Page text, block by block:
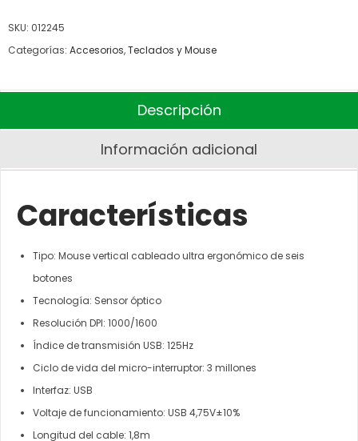
SKU: 012245
Categorías: Accesorios,Teclados y Mouse
Descripción
Información adicional
Características
Tipo: Mouse vertical cableado ultra ergonómico de seis
botones
Tecnología: Sensor óptico
Resolución DPI: 1000/1600
Índice de transmisión USB: 125Hz
Ciclo de vida del micro-interruptor: 3 millones
Interfaz: USB
Voltaje de funcionamiento: USB 4,75V±10%
Longitud del cable: 1,8m